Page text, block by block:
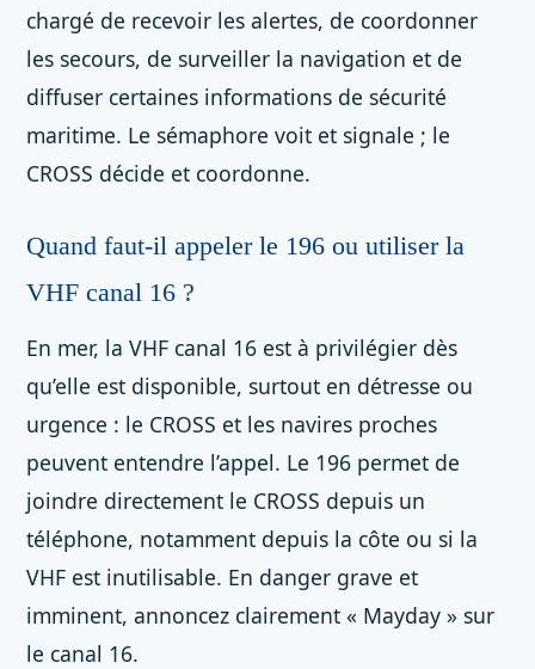
chargé de recevoir les alertes, de coordonner
les secours, de surveiller la navigation et de
diffuser certaines informations de sécurité
maritime. Le sémaphore voit et signale ; le
CROSS décide et coordonne.
Quand faut-il appeler le 196 ou utiliser la
VHF canal 16 ?
En mer, la VHF canal 16 est à privilégier dès
qu’elle est disponible, surtout en détresse ou
urgence : le CROSS et les navires proches
peuvent entendre l’appel. Le 196 permet de
joindre directement le CROSS depuis un
téléphone, notamment depuis la côte ou si la
VHF est inutilisable. En danger grave et
imminent, annoncez clairement « Mayday » sur
le canal 16.